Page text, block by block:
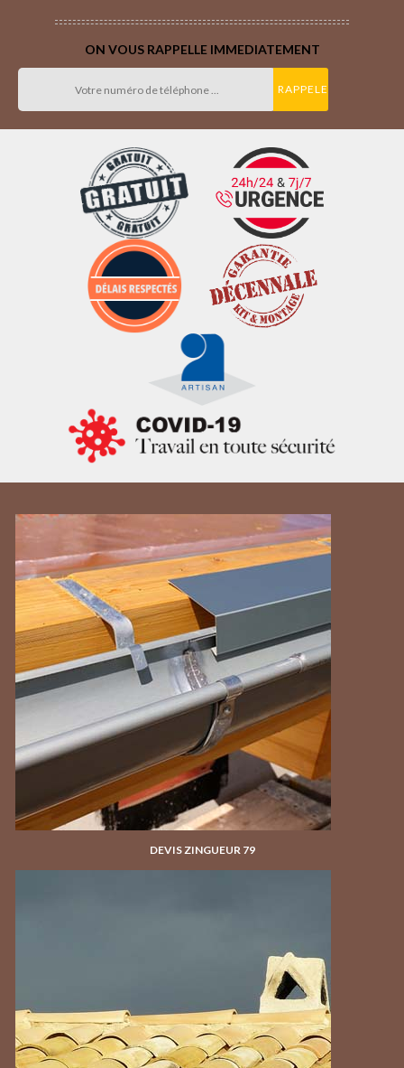
ON VOUS RAPPELLE IMMEDIATEMENT
DEVIS ZINGUEUR 79